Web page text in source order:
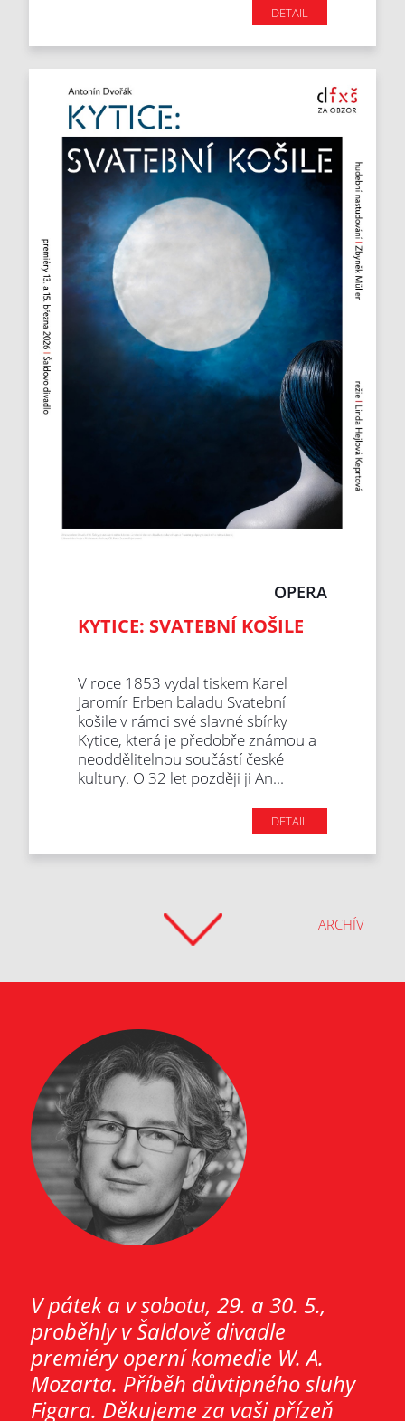
DETAIL
OPERA
KYTICE: SVATEBNÍ KOŠILE
V roce 1853 vydal tiskem Karel
Jaromír Erben baladu Svatební
košile v rámci své slavné sbírky
Kytice, která je předobře známou a
neoddělitelnou součástí české
kultury. O 32 let později ji An...
DETAIL
ARCHÍV
V pátek a v sobotu, 29. a 30. 5.,
proběhly v Šaldově divadle
premiéry operní komedie W. A.
Mozarta. Příběh důvtipného sluhy
Figara. Děkujeme za vaši přízeň